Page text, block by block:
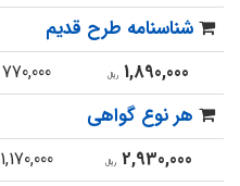
شناسنامه طرح قدیم
1,890,000 ریال 770,000
هر نوع گواهی
2,930,000 ریال 1,170,000